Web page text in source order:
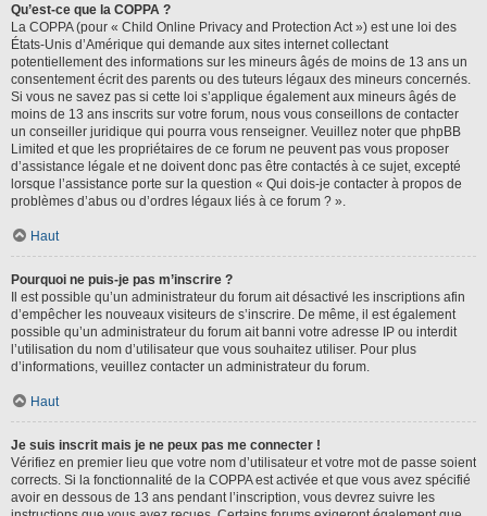
Qu’est-ce que la COPPA ?
La COPPA (pour « Child Online Privacy and Protection Act ») est une loi des
États-Unis d’Amérique qui demande aux sites internet collectant
potentiellement des informations sur les mineurs âgés de moins de 13 ans un
consentement écrit des parents ou des tuteurs légaux des mineurs concernés.
Si vous ne savez pas si cette loi s’applique également aux mineurs âgés de
moins de 13 ans inscrits sur votre forum, nous vous conseillons de contacter
un conseiller juridique qui pourra vous renseigner. Veuillez noter que phpBB
Limited et que les propriétaires de ce forum ne peuvent pas vous proposer
d’assistance légale et ne doivent donc pas être contactés à ce sujet, excepté
lorsque l’assistance porte sur la question « Qui dois-je contacter à propos de
problèmes d’abus ou d’ordres légaux liés à ce forum ? ».
Haut
Pourquoi ne puis-je pas m’inscrire ?
Il est possible qu’un administrateur du forum ait désactivé les inscriptions afin
d’empêcher les nouveaux visiteurs de s’inscrire. De même, il est également
possible qu’un administrateur du forum ait banni votre adresse IP ou interdit
l’utilisation du nom d’utilisateur que vous souhaitez utiliser. Pour plus
d’informations, veuillez contacter un administrateur du forum.
Haut
Je suis inscrit mais je ne peux pas me connecter !
Vérifiez en premier lieu que votre nom d’utilisateur et votre mot de passe soient
corrects. Si la fonctionnalité de la COPPA est activée et que vous avez spécifié
avoir en dessous de 13 ans pendant l’inscription, vous devrez suivre les